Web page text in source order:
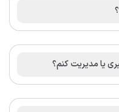
یا مدیریت کنم؟